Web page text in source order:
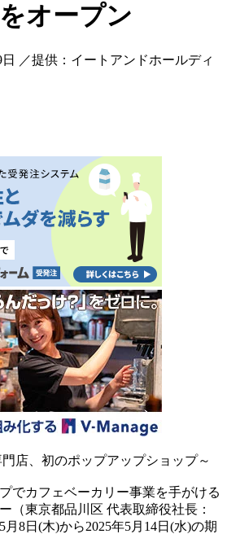
オープン
／提供：イートアンドホールディ
店、初のポップアップショップ～
でカフェベーカリー事業を手がける
（東京都品川区 代表取締役社長：
月8日(木)から2025年5月14日(水)の期